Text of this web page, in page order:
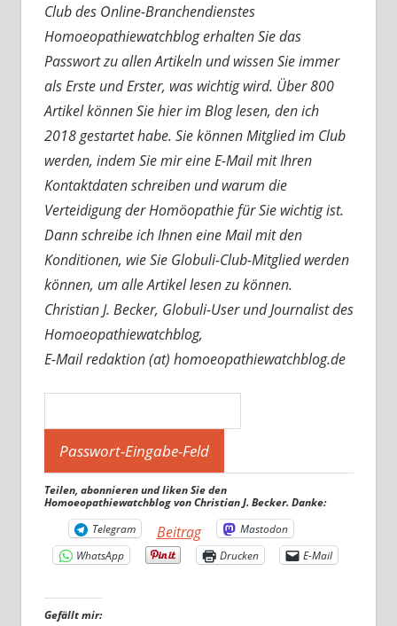
Club des Online-Branchendienstes
Homoeopathiewatchblog erhalten Sie das
Passwort zu allen Artikeln und wissen Sie immer
als Erste und Erster, was wichtig wird. Über 800
Artikel können Sie hier im Blog lesen, den ich
2018 gestartet habe. Sie können Mitglied im Club
werden, indem Sie mir eine E-Mail mit Ihren
Kontaktdaten schreiben und warum die
Verteidigung der Homöopathie für Sie wichtig ist.
Dann schreibe ich Ihnen eine Mail mit den
Konditionen, wie Sie Globuli-Club-Mitglied werden
können, um alle Artikel lesen zu können.
Christian J. Becker, Globuli-User und Journalist des
Homoeopathiewatchblog,
E-Mail redaktion (at) homoeopathiewatchblog.de
Teilen, abonnieren und liken Sie den
Homoeopathiewatchblog von Christian J. Becker. Danke:
Telegram
Beitrag
Mastodon
WhatsApp
Drucken E-Mail
Gefällt mir: